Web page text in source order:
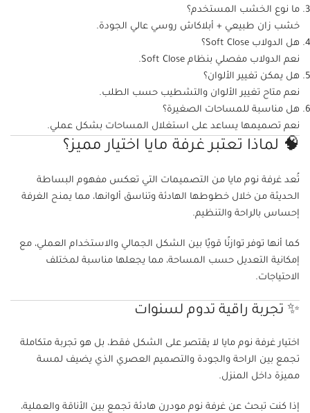
ما نوع الخشب المستخدم؟
خشب زان طبيعي + أبلاكاش روسي عالي الجودة.
هل الدولاب Soft Close؟
نعم الدولاب مفصلي بنظام Soft Close.
هل يمكن تغيير الألوان؟
نعم متاح تغيير الألوان والتشطيب حسب الطلب.
هل مناسبة للمساحات الصغيرة؟
نعم تصميمها يساعد على استغلال المساحات بشكل عملي.
🧠 لماذا تعتبر غرفة مايا اختيار مميز؟
تُعد غرفة نوم مايا من التصميمات التي تعكس مفهوم البساطة
الحديثة من خلال خطوطها الهادئة وتناسق ألوانها، مما يمنح الغرفة
إحساس بالراحة والتنظيم.
كما أنها توفر توازنًا قويًا بين الشكل الجمالي والاستخدام العملي، مع
إمكانية التعديل حسب المساحة، مما يجعلها مناسبة لمختلف
الاحتياجات.
✨ تجربة راقية تدوم لسنوات
اختيار غرفة نوم مايا لا يقتصر على الشكل فقط، بل هو تجربة متكاملة
تجمع بين الراحة والجودة والتصميم العصري الذي يضيف لمسة
مميزة داخل المنزل.
إذا كنت تبحث عن غرفة نوم مودرن هادئة تجمع بين الأناقة والعملية،